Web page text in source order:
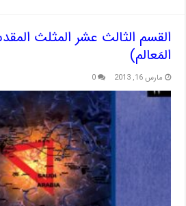
القسم الثالث عشر المثلث
المَعالم)
مارس 16, 2013 0